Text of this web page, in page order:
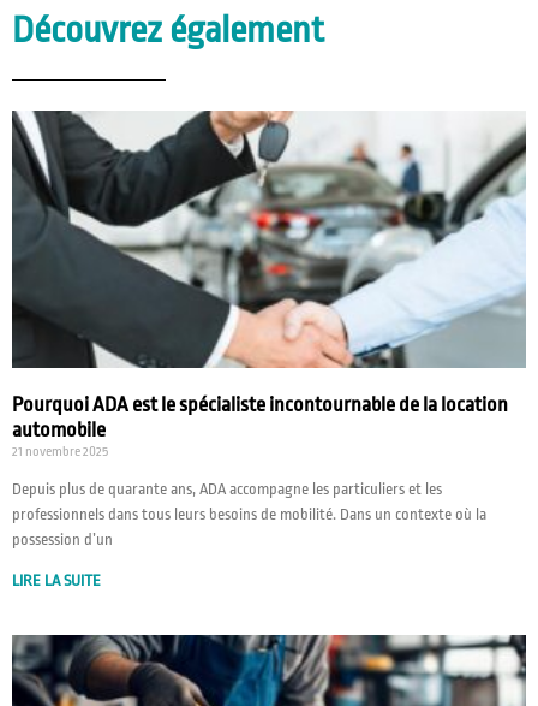
Découvrez également
Pourquoi ADA est le spécialiste incontournable de la location
automobile
21 novembre 2025
Depuis plus de quarante ans, ADA accompagne les particuliers et les
professionnels dans tous leurs besoins de mobilité. Dans un contexte où la
possession d’un
LIRE LA SUITE